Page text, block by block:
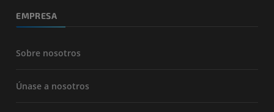
EMPRESA
Sobre nosotros
Únase a nosotros